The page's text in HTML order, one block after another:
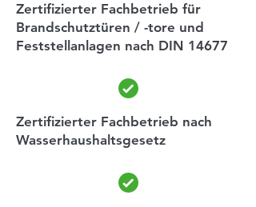
Zertifizierter Fachbetrieb für
Brandschutztüren / -tore und
Feststellanlagen nach DIN 14677
Zertifizierter Fachbetrieb nach
Wasserhaushaltsgesetz